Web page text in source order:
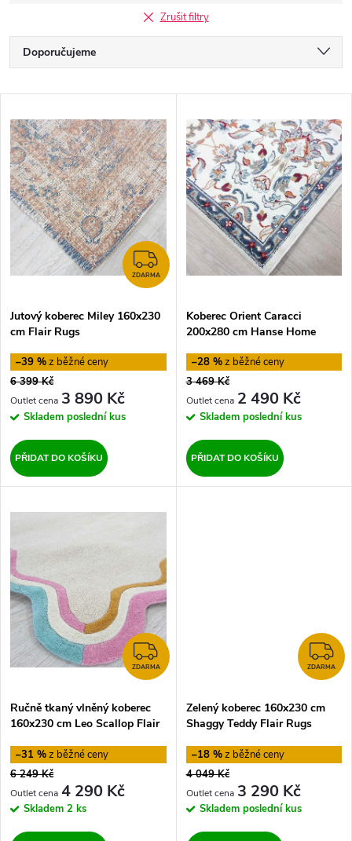
Zrušit filtry
Ř
a
z
e
n
í
r
o
d
u
k
t
ů
Doporučujeme
Nejprodávanější
Abecedně
V
ý
p
i
s
p
r
o
d
u
k
t
ů
ZDARMA
ZDARMA
Jutový koberec Miley 160x230
cm Flair Rugs
–39 %
6 399 Kč
3 890 Kč
Skladem poslední kus
PŘIDAT DO KOŠÍKU
Koberec Orient Caracci
200x280 cm Hanse Home
–28 %
3 469 Kč
2 490 Kč
Skladem poslední kus
PŘIDAT DO KOŠÍKU
ZDARMA
ZDARMA
Ručně tkaný vlněný koberec
160x230 cm Leo Scallop Flair
–31 %
6 249 Kč
4 290 Kč
Skladem 2 ks
ZDARMA
Zelený koberec 160x230 cm
Shaggy Teddy Flair Rugs
–18 %
4 049 Kč
3 290 Kč
Skladem poslední kus